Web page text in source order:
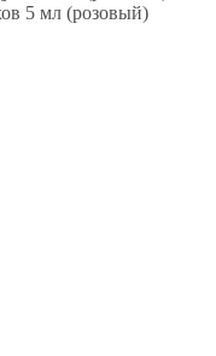
5 мл (розовый)